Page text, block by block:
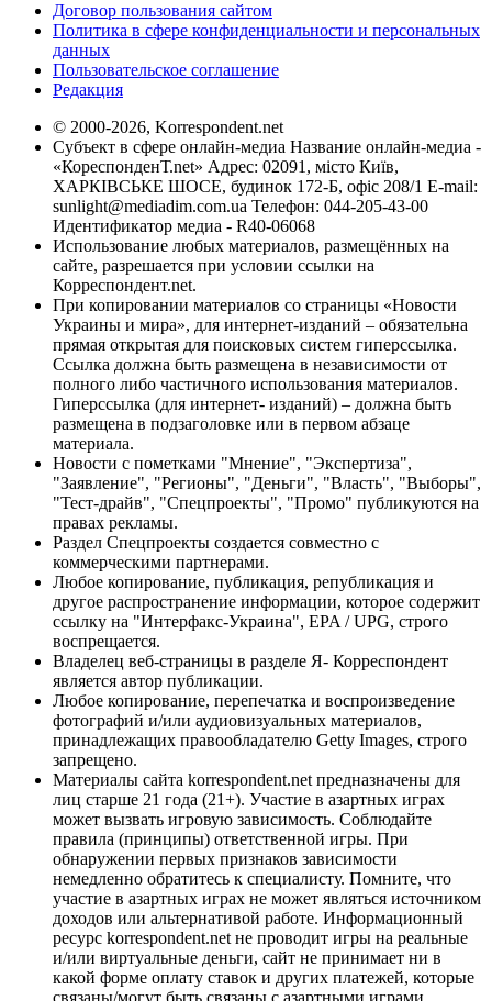
Договор пользования сайтом
Политика в сфере конфиденциальности и персональных
данных
Пользовательское соглашение
Редакция
© 2000-2026, Korrespondent.net
Субъект в сфере онлайн-медиа Название онлайн-медиа -
«КореспонденТ.net» Адрес: 02091, місто Київ,
ХАРКІВСЬКЕ ШОСЕ, будинок 172-Б, офіс 208/1 E-mail:
sunlight@mediadim.com.ua Телефон: 044-205-43-00
Идентификатор медиа - R40-06068
Использование любых материалов, размещённых на
сайте, разрешается при условии ссылки на
Корреспондент.net.
При копировании материалов со страницы «Новости
Украины и мира», для интернет-изданий – обязательна
прямая открытая для поисковых систем гиперссылка.
Ссылка должна быть размещена в независимости от
полного либо частичного использования материалов.
Гиперссылка (для интернет- изданий) – должна быть
размещена в подзаголовке или в первом абзаце
материала.
Новости с пометками "Мнение", "Экспертиза",
"Заявление", "Регионы", "Деньги", "Власть", "Выборы",
"Тест-драйв", "Спецпроекты", "Промо" публикуются на
правах рекламы.
Раздел Спецпроекты создается совместно с
коммерческими партнерами.
Любое копирование, публикация, републикация и
другое распространение информации, которое содержит
ссылку на "Интерфакс-Украина", EPA / UPG, строго
воспрещается.
Владелец веб-страницы в разделе Я- Корреспондент
является автор публикации.
Любое копирование, перепечатка и воспроизведение
фотографий и/или аудиовизуальных материалов,
принадлежащих правообладателю Getty Images, строго
запрещено.
Материалы сайта korrespondent.net предназначены для
лиц старше 21 года (21+). Участие в азартных играх
может вызвать игровую зависимость. Соблюдайте
правила (принципы) ответственной игры. При
обнаружении первых признаков зависимости
немедленно обратитесь к специалисту. Помните, что
участие в азартных играх не может являться источником
доходов или альтернативой работе. Информационный
ресурс korrespondent.net не проводит игры на реальные
и/или виртуальные деньги, сайт не принимает ни в
какой форме оплату ставок и других платежей, которые